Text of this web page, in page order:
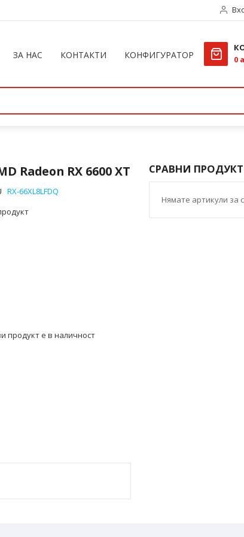
ЗА НАС КОНТАКТИ КОНФИГУРАТОР
0
Radeon RX 6600 XT
RX-66XL8LFDQ
продукт е в наличност
СРАВНИ
Нямате артикули за